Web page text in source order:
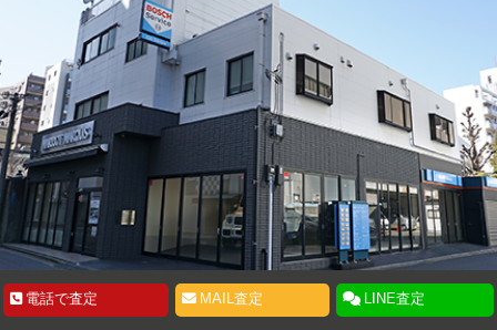
電話で査定 MAIL査定 LINE査定
お客様相談窓口
〒130-0025 東京都墨田区千歳2-4-12